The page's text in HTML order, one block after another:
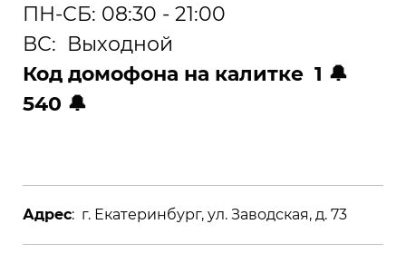
ПН-СБ: 08:30 - 21:00
ВС: Выходной
Код домофона на калитке 1 🔔
540 🔔
Адрес: г. Екатеринбург, ул. Заводская, д. 73